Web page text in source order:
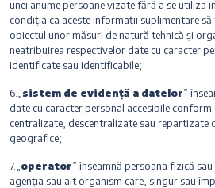
unei anume persoane vizate fără a se utiliza
condiția ca aceste informații suplimentare
obiectul unor măsuri de natură tehnică și
neatribuirea respectivelor date cu caracter
identificate sau identificabile;
6.„ sistem de evidență a datelor”
date cu caracter personal accesibile
centralizate, descentralizate sau repartizate
geografice;
7.„ operator” înseamnă persoana fizică
agenția sau alt organism care, singur sau